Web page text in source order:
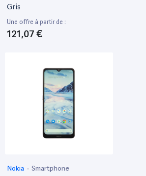
Gris
Une offre à partir de :
121,07 €
Nokia - Smartphone